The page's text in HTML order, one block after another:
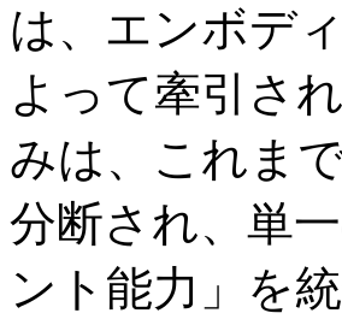
は、エンボデ
よって牽引さ
みは、これま
分断され、単
ント能力」を